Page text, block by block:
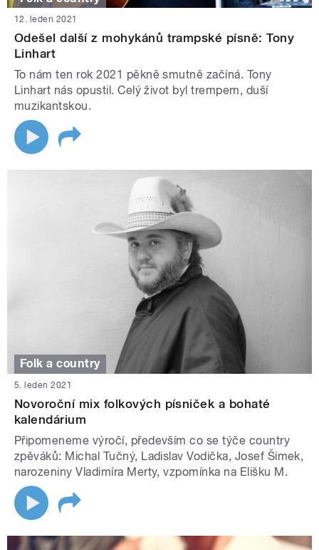
12. leden 2021
Odešel další z mohykánů trampské písně: Tony
Linhart
To nám ten rok 2021 pěkně smutně začíná. Tony
Linhart nás opustil. Celý život byl trempem, duší
muzikantskou.
Folk a country
5. leden 2021
Novoroční mix folkových písniček a bohaté
kalendárium
Připomeneme výročí, především co se týče country
zpěváků: Michal Tučný, Ladislav Vodička, Josef Šimek,
narozeniny Vladimíra Merty, vzpomínka na Elišku M.